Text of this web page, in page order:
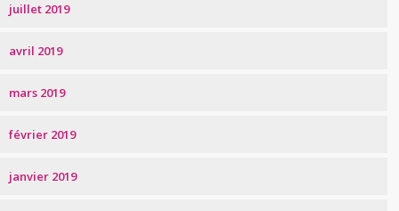
juillet 2019
avril 2019
mars 2019
février 2019
janvier 2019